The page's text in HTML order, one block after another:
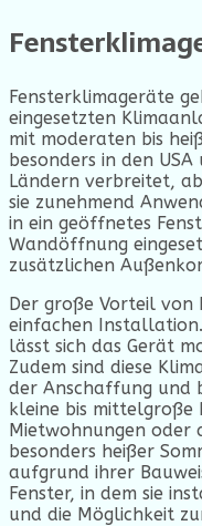
Fensterklimageräte
eingesetzten
mit moderaten bis
besonders in den
Ländern verbreitet,
sie zunehmend
in ein geöffnetes
Wandöffnung
zusätzlichen
Der große Vorteil von
einfachen
lässt sich das Gerät
Zudem sind diese
der Anschaffung und
kleine bis mittelgroße
Mietwohnungen oder
besonders heißer
aufgrund ihrer
Fenster, in dem sie
und die Möglichkeit